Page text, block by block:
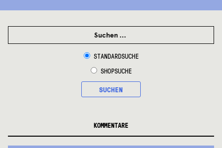
STANDARDSUCHE
SHOPSUCHE
SUCHEN
KOMMENTARE